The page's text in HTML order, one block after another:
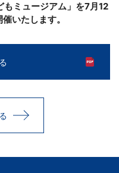
もミュージアム」を7月12
いたします。